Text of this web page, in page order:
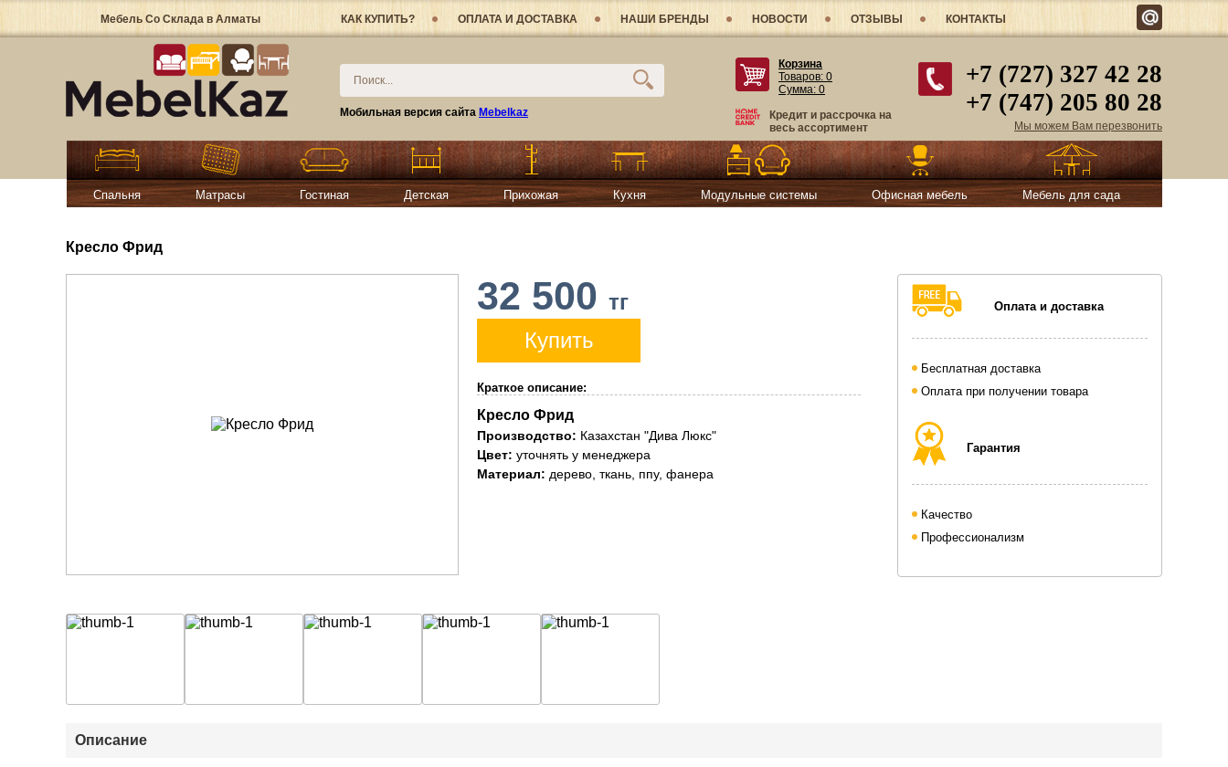
Мебель Со Склада в Алматы КАК КУПИТЬ? ОПЛАТА И ДОСТАВКА НАШИ БРЕНДЫ НОВОСТИ ОТЗЫВЫ КОНТАКТЫ
+7 (727) 327 42 28
+7 (747) 205 80 28
Мы можем Вам перезвонить
Корзина
Товаров: 0
Сумма: 0
Кредит и рассрочка на
весь ассортимент
Мобильная версия сайта Mebelkaz
Спальня Матрасы Гостиная Детская Прихожая Кухня Модульные системы Офисная мебель Мебель для сада
Кресло Фрид
32 500 тг
Купить
Краткое описание:
Кресло Фрид
Производство: Казахстан "Дива Люкс"
Цвет: уточнять у менеджера
Материал: дерево, ткань, ппу, фанера
Оплата и доставка
Бесплатная доставка
Оплата при получении товара
Гарантия
Качество
Профессионализм
Описание